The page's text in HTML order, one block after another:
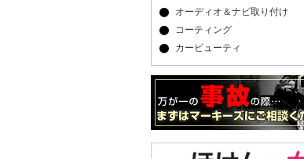
オーディオ＆ナビ取り付け
コーティング
カービューティ